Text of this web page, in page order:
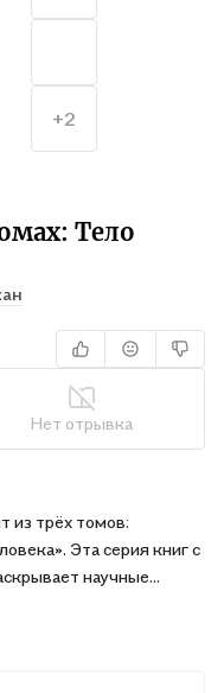
Тело
Нет отрывка
+2
из трёх томов:
Эта серия книг с
научные
объясняются их